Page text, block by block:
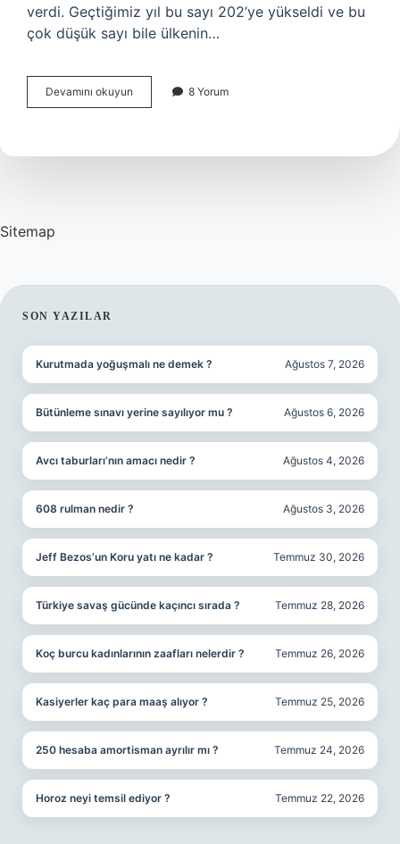
verdi. Geçtiğimiz yıl bu sayı 202’ye yükseldi ve bu
çok düşük sayı bile ülkenin…
Devamını okuyun Japonya
Mülteci
Mu
8 Yorum
Sitemap
SIDEBAR
SON YAZILAR
Kurutmada yoğuşmalı ne demek ? Ağustos 7, 2026
Bütünleme sınavı yerine sayılıyor mu ? Ağustos 6, 2026
Avcı taburları’nın amacı nedir ? Ağustos 4, 2026
608 rulman nedir ? Ağustos 3, 2026
Jeff Bezos’un Koru yatı ne kadar ? Temmuz 30, 2026
Türkiye savaş gücünde kaçıncı sırada ? Temmuz 28, 2026
Koç burcu kadınlarının zaafları nelerdir ? Temmuz 26, 2026
Kasiyerler kaç para maaş alıyor ? Temmuz 25, 2026
250 hesaba amortisman ayrılır mı ? Temmuz 24, 2026
Horoz neyi temsil ediyor ? Temmuz 22, 2026